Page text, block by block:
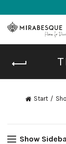
Start
Show